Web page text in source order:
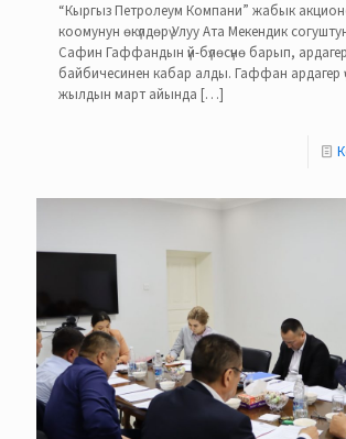
“Кыргыз Петролеум Компани” жабык
коомунун өкүлдөрү Улуу Ата Мекендик
Сафин Гаффандын үй-бүлөсүнө барып,
байбичесинен кабар алды. Гаффан ардагер
жылдын март айында […]